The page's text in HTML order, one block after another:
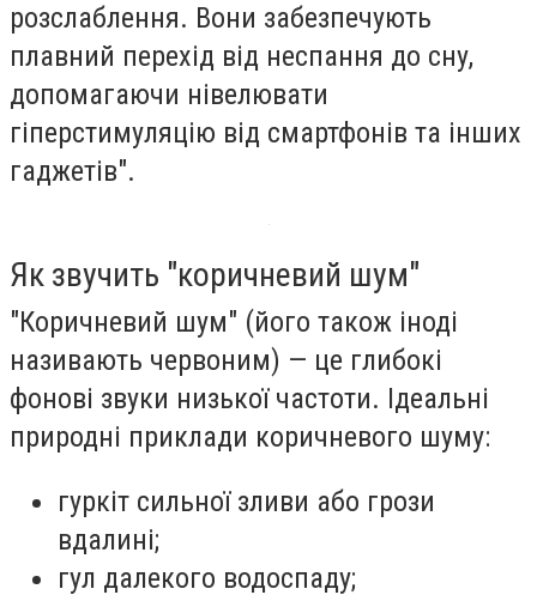
розслаблення. Вони забезпечують
плавний перехід від неспання до сну,
допомагаючи нівелювати
гіперстимуляцію від смартфонів та інших
гаджетів".
Як звучить "коричневий шум"
"Коричневий шум" (його також іноді
називають червоним) — це глибокі
фонові звуки низької частоти. Ідеальні
природні приклади коричневого шуму:
гуркіт сильної зливи або грози
вдалині;
гул далекого водоспаду;